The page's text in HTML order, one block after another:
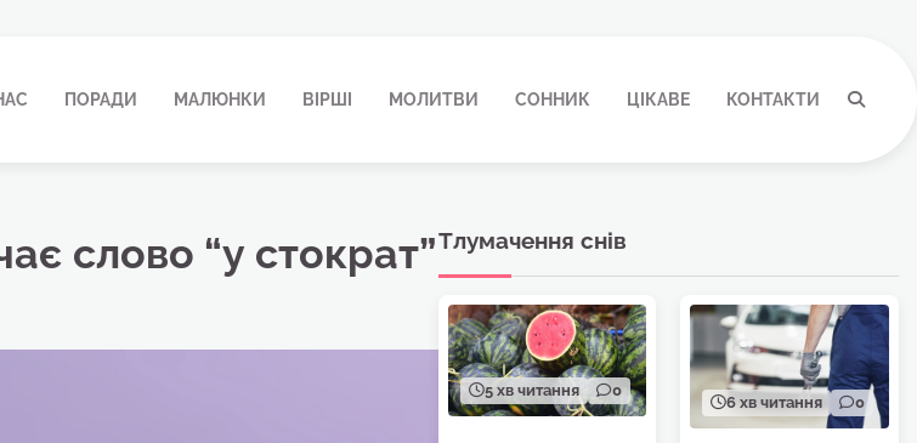
ПОРАДИ МАЛЮНКИ ВІРШІ МОЛИТВИ СОННИК ЦІКАВЕ КОНТАКТИ
слово “у стократ”Тлумачення снів
5 хв читання 0
6 хв читання 0